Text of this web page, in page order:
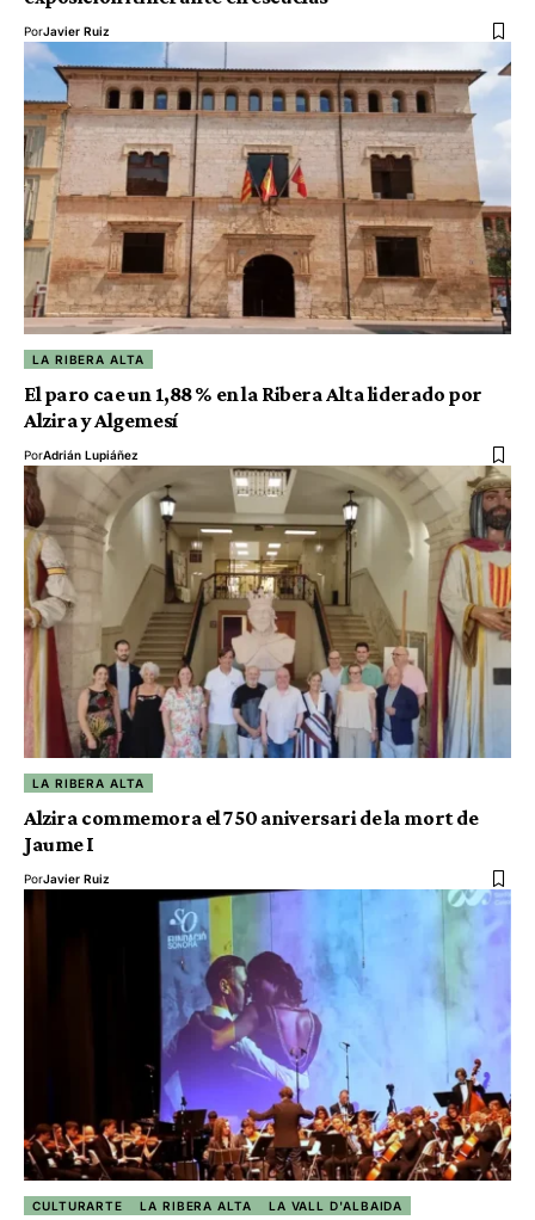
PorJavier Ruiz
LA RIBERA ALTA
El paro cae un 1,88 % en la Ribera Alta liderado por
Alzira y Algemesí
PorAdrián Lupiáñez
LA RIBERA ALTA
Alzira commemora el 750 aniversari de la mort de
Jaume I
PorJavier Ruiz
CULTURARTE LA RIBERA ALTA LA VALL D'ALBAIDA